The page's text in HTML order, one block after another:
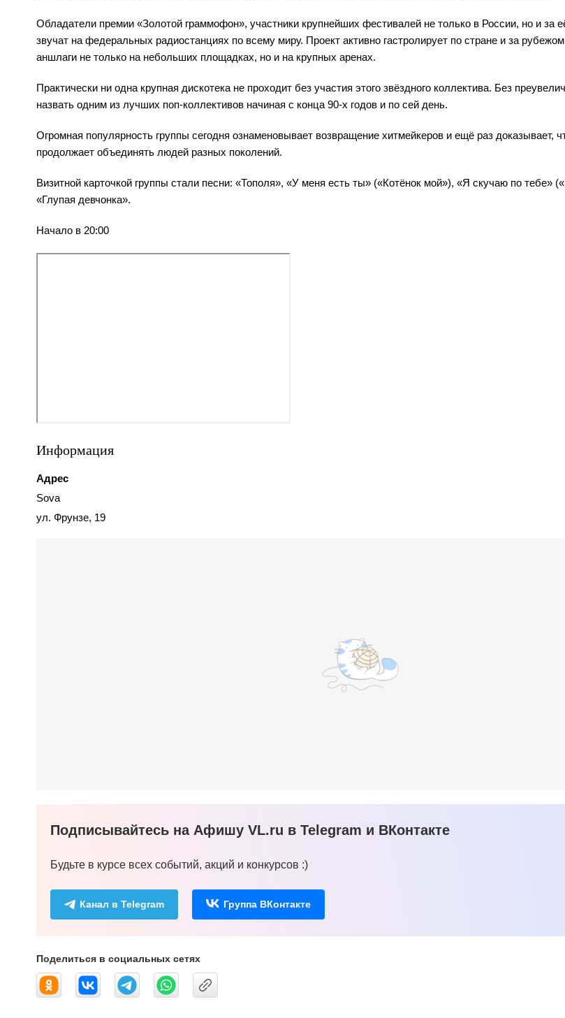
Обладатели премии «Золотой граммофон», участники крупнейших фестивалей не только в России, но и за
звучат на федеральных радиостанциях по всему миру. Проект активно гастролирует по стране и за
аншлаги не только на небольших площадках, но и на крупных аренах.
Практически ни одна крупная дискотека не проходит без участия этого звёздного коллектива. Без
назвать одним из лучших поп-коллективов начиная с конца 90-х годов и по сей день.
Огромная популярность группы сегодня ознаменовывает возвращение хитмейкеров и ещё раз доказывает,
продолжает объединять людей разных поколений.
Визитной карточкой группы стали песни: «Тополя», «У меня есть ты» («Котёнок мой»), «Я скучаю по тебе»
«Глупая девчонка».
Начало в 20:00
Информация
Адрес
Sova
ул. Фрунзе, 19
Подписывайтесь на Афишу VL.ru в Telegram и ВКонтакте
Будьте в курсе всех событий, акций и конкурсов :)
Канал в Telegram Группа ВКонтакте
Поделиться в социальных сетях